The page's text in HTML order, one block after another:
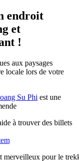
endroit
et
!
aux paysages
locale lors de votre
Su Phi est une
à trouver des billets